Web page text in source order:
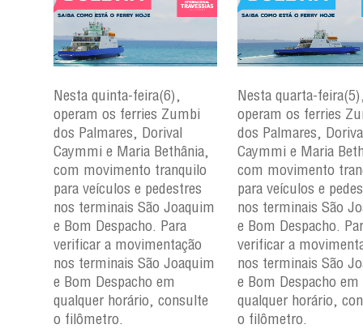
Nesta quinta-feira(6),
operam os ferries Zumbi
dos Palmares, Dorival
Caymmi e Maria Bethânia,
com movimento tranquilo
para veículos e pedestres
nos terminais São Joaquim
e Bom Despacho. Para
verificar a movimentação
nos terminais São Joaquim
e Bom Despacho em
qualquer horário, consulte
o filômetro.
Nesta quarta-
operam os ferries
dos Palmares,
Caymmi e Maria
com movimento
para veículos e
nos terminais São
e Bom Despacho.
verificar a
nos terminais São
e Bom Despacho em
qualquer horário,
o filômetro.